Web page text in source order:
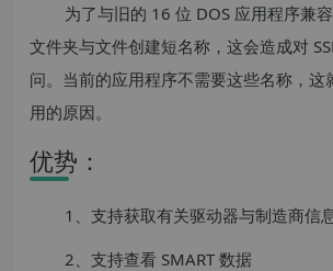
为了与旧的 16 位 DOS 应用程序兼
文件夹与文件创建短名称，这会造成对
问。当前的应用程序不需要这些名称，这
用的原因。
优势：
1、支持获取有关驱动器与制造商信
2、支持查看 SMART 数据